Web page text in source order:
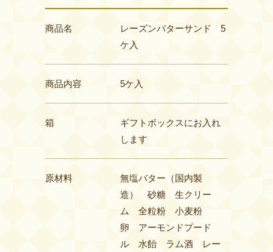
商品名
レーズンバターサンド 5
ケ入
商品内容 5ケ入
箱
ギフトボックスにお入れ
します
原材料
無塩バター（国内製
造） 砂糖 生クリー
ム 全粒粉 小麦粉
卵 アーモンドプード
ル 水飴 ラム酒 レー